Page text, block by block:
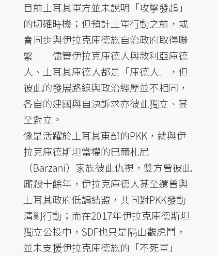
目前土耳其軍方並未說明「攻擊發起」
的切確時機；但預計土軍行動之前，或
會同步與伊拉克庫德族自治政府取得聯
繫——儘管伊拉克庫德人與敘利亞庫德
人、土耳其庫德人都是「庫德人」，但
彼此的發展路線與政治經歷並不相同，
各自的建國與自決訴求亦彼此獨立、甚
至對立。
像是活躍於土耳其東部的PKK，就與伊
拉克庫德斯坦當權的巴爾札尼
（Barzani）家族彼此仇視，雙方曾彼此
廝殺十餘年，伊拉克庫德人甚至還曾與
土耳其政府低調結盟，共同對PKK發動
清剿行動；而在2017年伊拉克庫德斯坦
獨立公投中，SDF也只是隔山觀虎鬥，
並未支援伊拉克庫德族的「不死軍」